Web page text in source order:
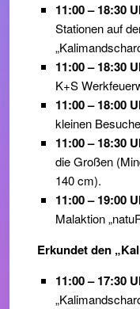
11:00 – 18:30
Stationen auf
11:00 – 18:30
K+S
11:00 – 18:00
kleinen
11:00 – 18:30
die Großen
140 cm).
11:00 – 19:00
Malaktion
Erkundet den
11:00 – 17:30